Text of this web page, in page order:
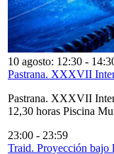
10 agosto: 12:30 -
Pastrana. XXXVII
Pastrana. XXXVII
12,30 horas Piscina
23:00 - 23:59
Traid. Proyección bajo